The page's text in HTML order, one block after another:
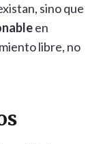
sino que
en
libre, no